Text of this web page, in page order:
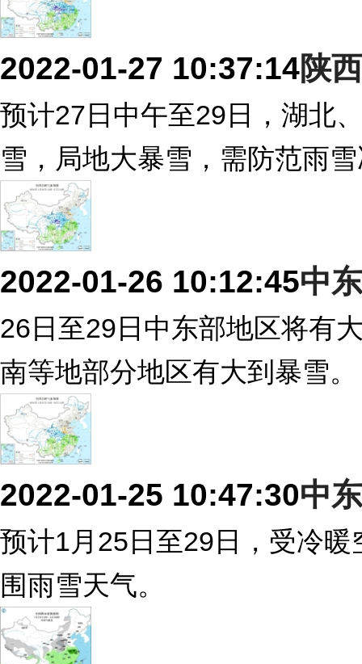
2022-01-27 10:37:14陕
预计27日中午至29日，湖北
雪，局地大暴雪，需防范雨
2022-01-26 10:12:45中
26日至29日中东部地区将有
南等地部分地区有大到暴雪。
2022-01-25 10:47:30中
预计1月25日至29日，受冷
围雨雪天气。